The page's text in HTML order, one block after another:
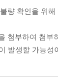
량 확인을 위
첨부하여 첨부
발생할 가능